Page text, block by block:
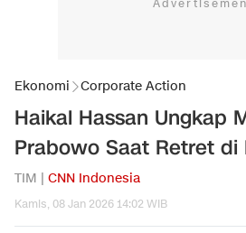
Ekonomi Corporate Action
Haikal Hassan Ungkap
Prabowo Saat Retret di
TIM | CNN Indonesia
Kamis, 08 Jan 2026 14:02 WIB